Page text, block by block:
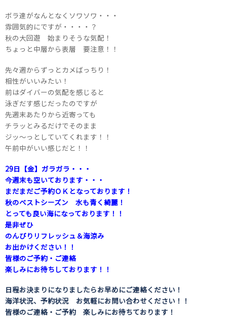
ボラ達がなんとなくソワソワ・・・
雰囲気的にですが・・・・？
秋の大回遊 始まりそうな気配！
ちょっと中層から表層 要注意！！
先々週からずっとカメばっちり！
相性がいいみたい！
前はダイバーの気配を感じると
泳ぎだす感じだったのですが
先週末あたりから近寄っても
チラッとみるだけでそのまま
ジッ～っとしていてくれます！！
午前中がいい感じだと！！
29日【金】ガラガラ・・・
今週末も空いております・・・
まだまだご予約ＯＫとなっております！
秋のベストシーズン 水も青く綺麗！
とっても良い海になっております！！
是非ぜひ
のんびりリフレッシュ＆海涼み
お出かけください！！
皆様のご予約・ご連絡
楽しみにお待ちしております！！
日程お決まりになりましたらお早めにご連絡ください！
海洋状況、予約状況 お気軽にお問い合わせください！！
皆様のご連絡・ご予約 楽しみにお待ちております！